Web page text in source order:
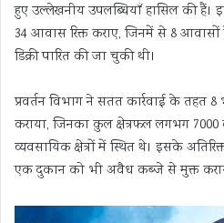
हुए उल्लेखनीय उपलब्धियाँ हासिल की हैं।
34 आवास रिक्त कराए, जिनमें से 8 आवासों
डिक्री पारित की जा चुकी थी।
प्रवर्तन विभाग ने सतत कार्रवाई के
कराया, जिनका कुल क्षेत्रफल लगभग
व्यवसायिक क्षेत्रों में स्थित थे। इसके
एक दुकान को भी अवैध कब्जे से मुक्त